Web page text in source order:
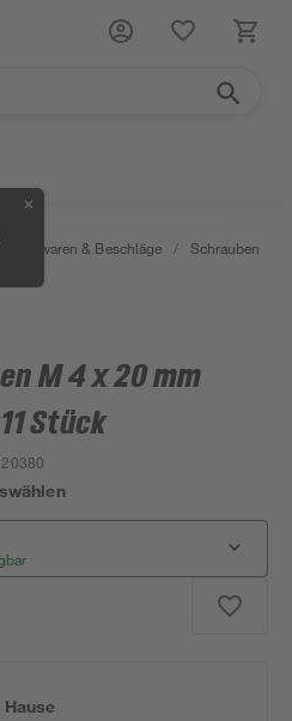
✕
Eisenwaren & Beschläge / Schrauben
M 4 x 20 mm
Stück